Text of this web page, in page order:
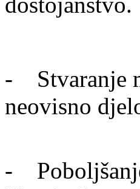
- Stvaranje
neovisno
-